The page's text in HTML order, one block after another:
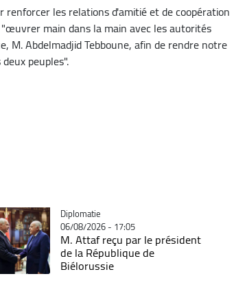
les relations d'amitié et de coopération
main dans la main avec les autorités
M. Abdelmadjid Tebboune, afin de rendre notre
peuples".
Catégorie
Diplomatie
06/08/2026 - 17:05
M. Attaf reçu par le président
de la République de
Biélorussie